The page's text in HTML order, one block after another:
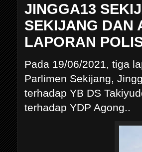
JINGGA13
SEKIJANG DAN
LAPORAN
Pada 19/06/2021, tiga
Parlimen Sekijang,
terhadap YB DS
terhadap YDP Agong..